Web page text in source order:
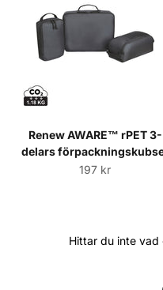
Renew AWARE™ rPET 3-
delars
Sale price
197 kr
Hittar du inte vad